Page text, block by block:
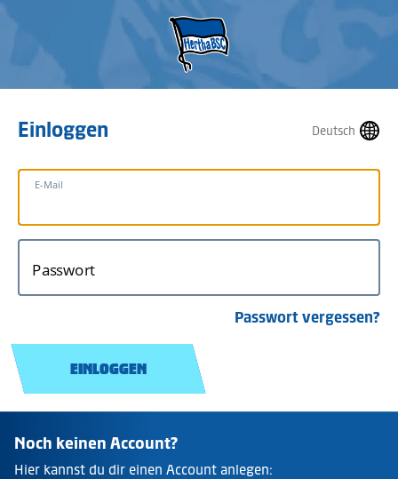
Deutsch
Einloggen
E-Mail
Passwort
Passwort vergessen?
EINLOGGEN
Noch keinen Account?
Hier kannst du dir einen Account anlegen: